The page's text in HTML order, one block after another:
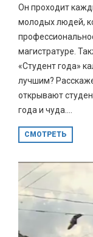
Он проходит
молодых людей,
магистратуре.
«Студент года»
лучшим?
открывают
года и чуда....
СМОТРЕТЬ